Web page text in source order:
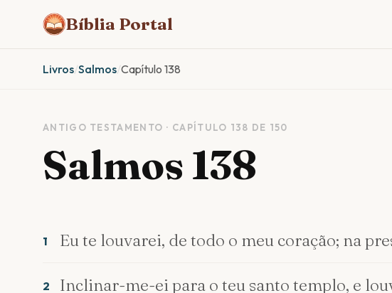
Bíblia Portal
Livros/Salmos/Capítulo 138
ANTIGO TESTAMENTO · CAPÍTULO 138 DE 150
Salmos 138
1 Eu te louvarei, de todo o meu coração; na
2
Inclinar-me-ei para o teu santo templo, e